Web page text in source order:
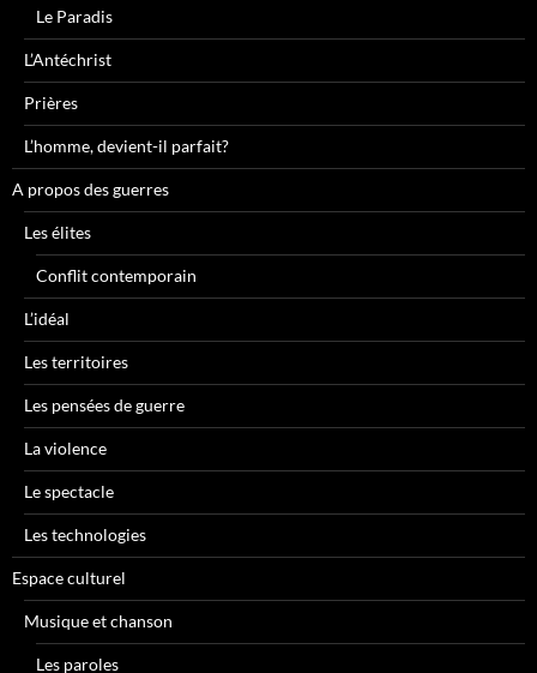
Le Paradis
L’Antéchrist
Prières
L’homme, devient-il parfait?
A propos des guerres
Les élites
Conflit contemporain
L’idéal
Les territoires
Les pensées de guerre
La violence
Le spectacle
Les technologies
Espace culturel
Musique et chanson
Les paroles